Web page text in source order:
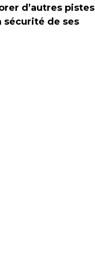
d’autres pistes
sécurité de ses